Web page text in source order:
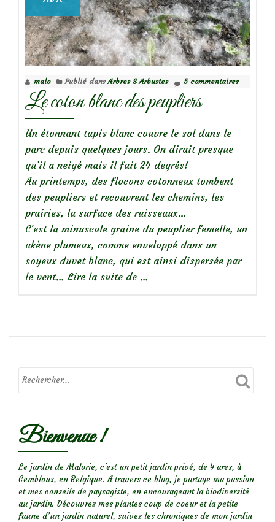
malo Publié dansArbres & Arbustes 5 commentaires
Le coton blanc des peupliers
Un étonnant tapis blanc couvre le sol dans le
parc depuis quelques jours. On dirait presque
qu’il a neigé mais il fait 24 degrés!
Au printemps, des flocons cotonneux tombent
des peupliers et recouvrent les chemins, les
prairies, la surface des ruisseaux…
C’est la minuscule graine du peuplier femelle, un
akène plumeux, comme enveloppé dans un
soyeux duvet blanc, qui est ainsi dispersée par
le vent… Lire la suite de
blanc
peupliers
…
Bienvenue !
Le jardin de Malorie, c'est un petit jardin privé, de 4 ares, à
Gembloux, en Belgique. A travers ce blog, je partage ma passion
et mes conseils de paysagiste, en encourageant la biodiversité
au jardin. Découvrez mes plantes coup de coeur et la petite
faune d’un jardin naturel, suivez les chroniques de mon jardin